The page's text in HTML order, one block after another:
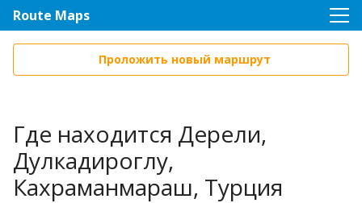
Route Maps
Проложить новый маршрут
Где находится Дерели,
Дулкадироглу,
Кахраманмараш, Турция